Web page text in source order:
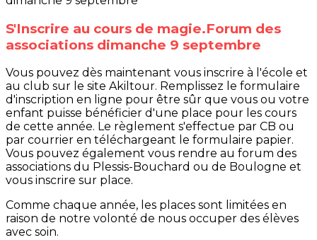
S'Inscrire au cours de magie.Forum des
associations dimanche 9 septembre
Vous pouvez dès maintenant vous inscrire à l'école et
au club sur le site Akiltour. Remplissez le formulaire
d'inscription en ligne pour être sûr que vous ou votre
enfant puisse bénéficier d'une place pour les cours
de cette année. Le règlement s'effectue par CB ou
par courrier en téléchargeant le formulaire papier.
Vous pouvez également vous rendre au forum des
associations du Plessis-Bouchard ou de Boulogne et
vous inscrire sur place.
Comme chaque année, les places sont limitées en
raison de notre volonté de nous occuper des élèves
avec soin.